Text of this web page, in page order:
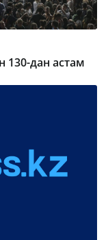
130-дан астам